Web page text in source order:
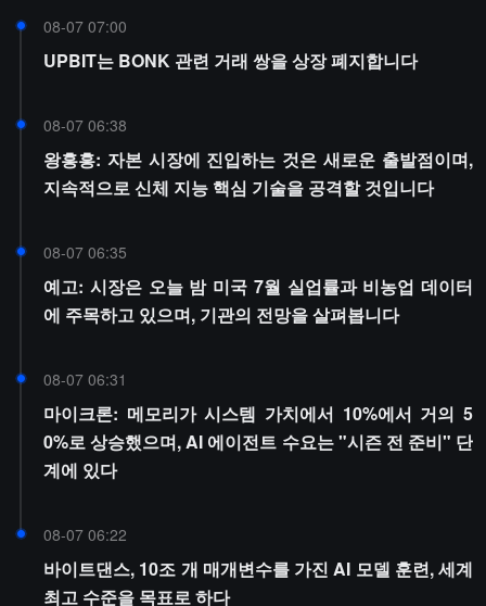
08-07 07:00
UPBIT는 BONK 관련 거래 쌍을 상장 폐지합니다
08-07 06:38
왕흥흥: 자본 시장에 진입하는 것은 새로운 출발점이며,
지속적으로 신체 지능 핵심 기술을 공격할 것입니다
08-07 06:35
예고: 시장은 오늘 밤 미국 7월 실업률과 비농업 데이터
에 주목하고 있으며, 기관의 전망을 살펴봅니다
08-07 06:31
마이크론: 메모리가 시스템 가치에서 10%에서 거의 5
0%로 상승했으며, AI 에이전트 수요는 "시즌 전 준비" 단
계에 있다
08-07 06:22
바이트댄스, 10조 개 매개변수를 가진 AI 모델 훈련, 세계
최고 수준을 목표로 하다